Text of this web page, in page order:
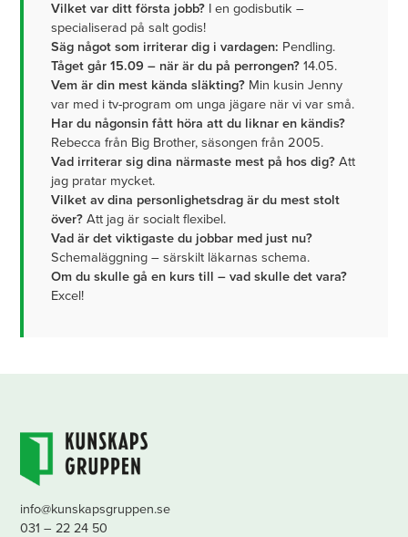
Vilket var ditt första jobb? I en godisbutik –
specialiserad på salt godis!
Säg något som irriterar dig i vardagen: Pendling.
Tåget går 15.09 – när är du på perrongen? 14.05.
Vem är din mest kända släkting? Min kusin Jenny
var med i tv-program om unga jägare när vi var små.
Har du någonsin fått höra att du liknar en kändis?
Rebecca från Big Brother, säsongen från 2005.
Vad irriterar sig dina närmaste mest på hos dig? Att
jag pratar mycket.
Vilket av dina personlighetsdrag är du mest stolt
över? Att jag är socialt flexibel.
Vad är det viktigaste du jobbar med just nu?
Schemaläggning – särskilt läkarnas schema.
Om du skulle gå en kurs till – vad skulle det vara?
Excel!
info@kunskapsgruppen.se
031 – 22 24 50